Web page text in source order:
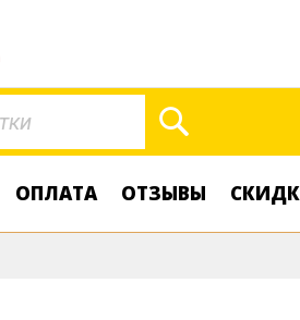
ОПЛАТА ОТЗЫВЫ